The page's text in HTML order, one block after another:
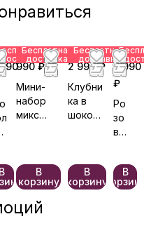
доставка
В
Бесплатная
доставка
990 ₽
Мини-
набор
микс
е
В
корзину
Бесплатная
доставка
2 990 ₽
Клубни
ка в
шокола
В
корзину
2 990
₽
Ро
зо
вы
мч
уг
В